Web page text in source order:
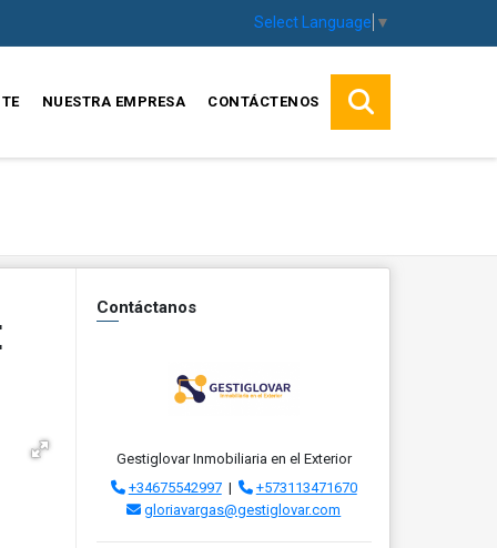
Select Language ▼
NUESTRA EMPRESA CONTÁCTENOS
Contáctanos
Gestiglovar Inmobiliaria en el Exterior
+34675542997|
+573113471670
gloriavargas@gestiglovar.com